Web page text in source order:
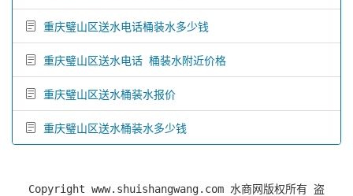
重庆璧山区送水电话桶装水多少钱
重庆璧山区送水电话 桶装水附近价格
重庆璧山区送水桶装水报价
重庆璧山区送水桶装水多少钱
Copyright www.shuishangwang.com 水商网版权所有 盗